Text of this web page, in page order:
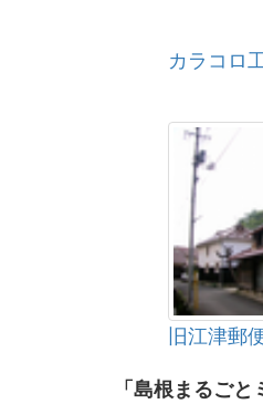
カラコロ
旧江津郵
「島根まるご